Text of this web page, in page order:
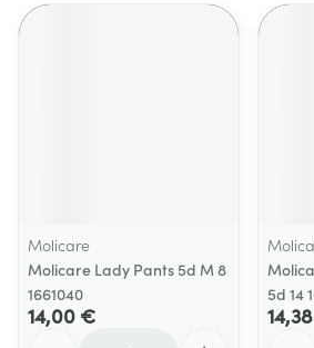
Molicare
Molicare Lady Pants 5d M 8
1661040
14,00 €
5d 14